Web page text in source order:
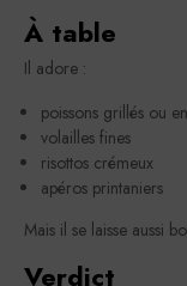
À table
Il adore :
poissons grillés ou
volailles fines
risottos crémeux
apéros printaniers
Mais il se laisse aussi
Verdict